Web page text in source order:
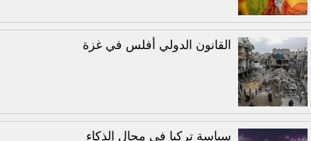
القانون الدولي أفلس في غزة
سياسة تركيا في مجال الذكاء